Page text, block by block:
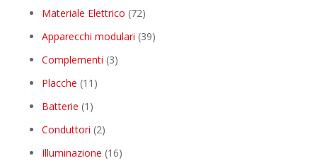
products
Materiale Elettrico 7272
products
Apparecchi modulari 3939
Complementi 33
Placche 11 11
Batterie 1 1
product
Conduttori 22
products
Illuminazione 1616